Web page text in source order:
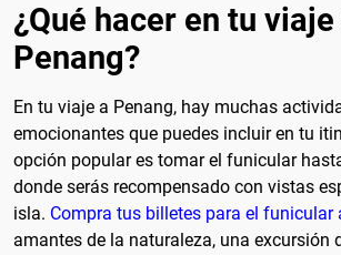
¿Qué hacer en tu viaje
Penang?
En tu viaje a Penang, hay muchas
emocionantes que puedes incluir en tu
opción popular es tomar el funicular
donde serás recompensado con vistas
isla. Compra tus billetes para el funicular
amantes de la naturaleza, una excursión